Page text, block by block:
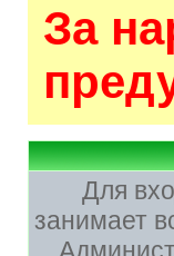
За
Для
занимает